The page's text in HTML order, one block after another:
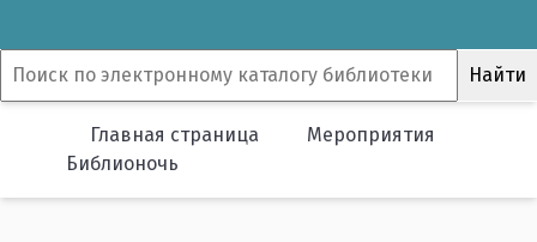
Главная страница
Мероприятия
Библионочь